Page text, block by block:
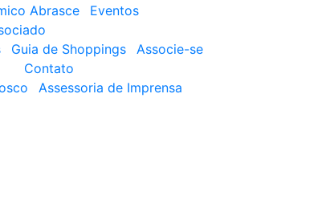
Abrasce
Eventos
Guia de Shoppings
Associe-se
Contato
Assessoria de Imprensa